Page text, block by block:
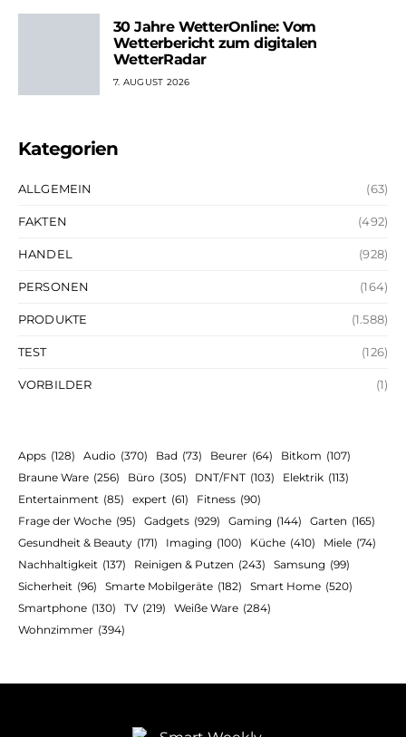
30 Jahre WetterOnline: Vom
Wetterbericht zum digitalen
WetterRadar
7. AUGUST 2026
Kategorien
ALLGEMEIN (63)
FAKTEN (492)
HANDEL (928)
PERSONEN (164)
PRODUKTE (1.588)
TEST (126)
VORBILDER (1)
Apps (128) Audio (370) Bad (73) Beurer (64) Bitkom (107)
Braune Ware (256) Büro (305) DNT/FNT (103) Elektrik (113)
Entertainment (85) expert (61) Fitness (90)
Frage der Woche (95) Gadgets (929) Gaming (144) Garten (165)
Gesundheit & Beauty (171) Imaging (100) Küche (410) Miele (74)
Nachhaltigkeit (137) Reinigen & Putzen (243) Samsung (99)
Sicherheit (96) Smarte Mobilgeräte (182) Smart Home (520)
Smartphone (130) TV (219) Weiße Ware (284)
Wohnzimmer (394)